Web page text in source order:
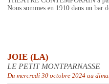
Nous sommes en 1910 dans un bar
JOIE (LA)
LE PETIT MONTPARNASSE
Du mercredi 30 octobre 2024 au